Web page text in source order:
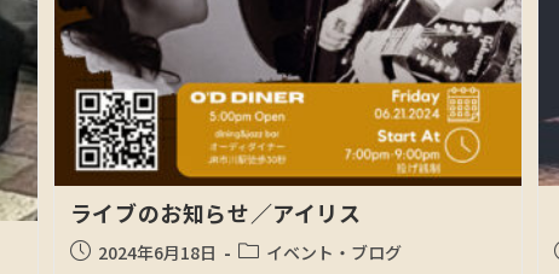
ライブのお知らせ／アイリス
2024年6月18日 イベント・ブログ